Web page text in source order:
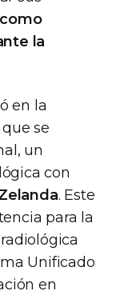
la
en la
se
un
con
. Este
para la
Unificado
en